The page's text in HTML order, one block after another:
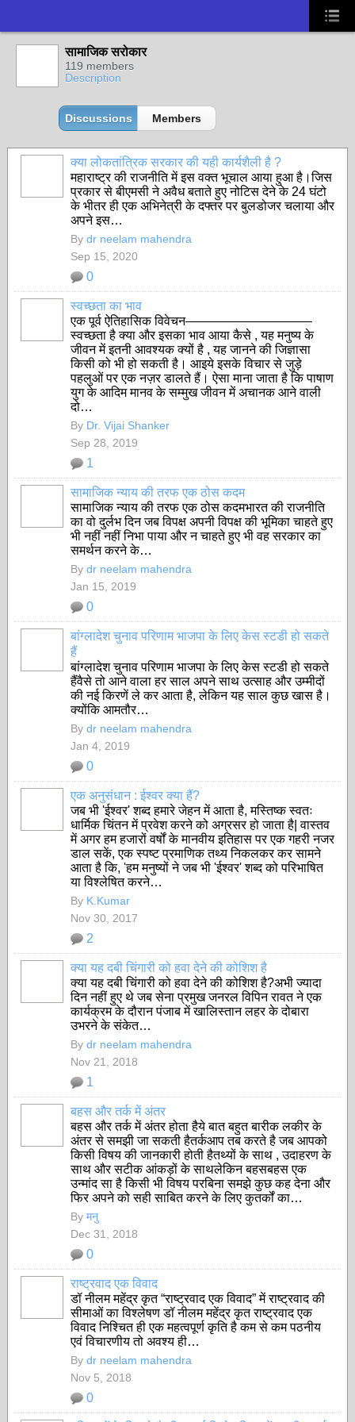
सामाजिक सरोकार
119 members
Description
Discussions Members
क्या लोकतांत्रिक सरकार की यही कार्यशैली है ?
महाराष्ट्र की राजनीति में इस वक्त भूचाल आया हुआ है।जिस
प्रकार से बीएमसी ने अवैध बताते हुए नोटिस देने के 24 घंटो
के भीतर ही एक अभिनेत्री के दफ्तर पर बुलडोजर चलाया और
अपने इस…
By dr neelam mahendra
Sep 15, 2020
0
स्वच्छता का भाव
एक पूर्व ऐतिहासिक विवेचन——————————
स्वच्छता है क्या और इसका भाव आया कैसे , यह मनुष्य के
जीवन में इतनी आवश्यक क्यों है , यह जानने की जिज्ञासा
किसी को भी हो सकती है। आइये इसके विचार से जुड़े
पहलुओं पर एक नज़र डालते हैं। ऐसा माना जाता है कि पाषाण
युग के आदिम मानव के सम्मुख जीवन में अचानक आने वाली
दो…
By Dr. Vijai Shanker
Sep 28, 2019
1
सामाजिक न्याय की तरफ एक ठोस कदम
सामाजिक न्याय की तरफ एक ठोस कदमभारत की राजनीति
का वो दुर्लभ दिन जब विपक्ष अपनी विपक्ष की भूमिका चाहते हुए
भी नहीं नहीं निभा पाया और न चाहते हुए भी वह सरकार का
समर्थन करने के…
By dr neelam mahendra
Jan 15, 2019
0
बांग्लादेश चुनाव परिणाम भाजपा के लिए केस स्टडी हो सकते
हैं
बांग्लादेश चुनाव परिणाम भाजपा के लिए केस स्टडी हो सकते
हैंवैसे तो आने वाला हर साल अपने साथ उत्साह और उम्मीदों
की नई किरणें ले कर आता है, लेकिन यह साल कुछ खास है।
क्योंकि आमतौर…
By dr neelam mahendra
Jan 4, 2019
0
एक अनुसंधान : ईश्वर क्या हैं?
जब भी 'ईश्वर' शब्द हमारे जेहन में आता है, मस्तिष्क स्वतः
धार्मिक चिंतन में प्रवेश करने को अग्रसर हो जाता है| वास्तव
में अगर हम हजारों वर्षों के मानवीय इतिहास पर एक गहरी नजर
डाल सकें, एक स्पष्ट प्रमाणिक तथ्य निकलकर कर सामने
आता है कि, 'हम मनुष्यों ने जब भी 'ईश्वर' शब्द को परिभाषित
या विश्लेषित करने…
By K.Kumar
Nov 30, 2017
2
क्या यह दबी चिंगारी को हवा देने की कोशिश है
क्या यह दबी चिंगारी को हवा देने की कोशिश है?अभी ज्यादा
दिन नहीं हुए थे जब सेना प्रमुख जनरल विपिन रावत ने एक
कार्यक्रम के दौरान पंजाब में खालिस्तान लहर के दोबारा
उभरने के संकेत…
By dr neelam mahendra
Nov 21, 2018
1
बहस और तर्क में अंतर
बहस और तर्क में अंतर होता हैये बात बहुत बारीक लकीर के
अंतर से समझी जा सकती हैतर्कआप तब करते है जब आपको
किसी विषय की जानकारी होती हैतथ्यों के साथ , उदाहरण के
साथ और सटीक आंकड़ों के साथलेकिन बहसबहस एक
उन्मांद सा है किसी भी विषय परबिना समझे कुछ कह देना और
फिर अपने को सही साबित करने के लिए कुतर्कों का…
By मनु
Dec 31, 2018
0
राष्ट्रवाद एक विवाद
डॉ नीलम महेंद्र कृत “राष्ट्रवाद एक विवाद” में राष्ट्रवाद की
सीमाओं का विश्लेषणडॉ नीलम महेंद्र कृत राष्ट्रवाद एक
विवाद निश्चित ही एक महत्वपूर्ण कृति है कम से कम पठनीय
एवं विचारणीय तो अवश्य ही…
By dr neelam mahendra
Nov 5, 2018
0